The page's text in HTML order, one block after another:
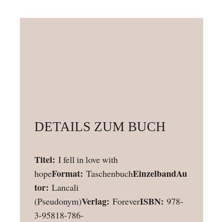
DETAILS ZUM BUCH
Titel: I fell in love with
hopeFormat: TaschenbuchEinzelbandAu
tor:Lancali
(Pseudonym)Verlag:ForeverISBN:978-
3-95818-786-